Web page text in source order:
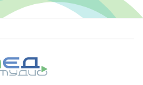
образовательный форум